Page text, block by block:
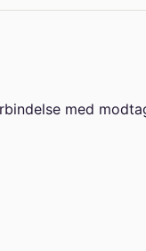
med